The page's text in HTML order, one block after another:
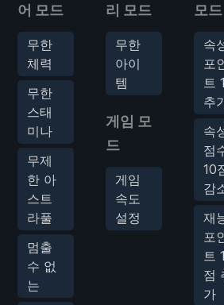
어 모드
무한
체력
무한
스태
미나
무제
한 아
스트
라풀
멈출
수 없
는
리 모드
무한
아이
템
게임 모
드
게임
속도
설정
모드
속
포
트
추
속
점
10
감
재
포
트
점
가